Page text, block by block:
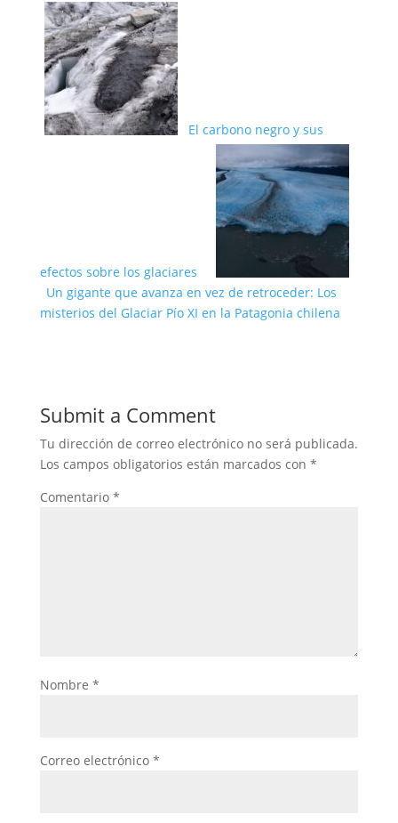
El carbono negro y sus
efectos sobre los glaciares
Un gigante que avanza en vez de retroceder: Los
misterios del Glaciar Pío XI en la Patagonia chilena
Submit a Comment
Tu dirección de correo electrónico no será publicada.
Los campos obligatorios están marcados con *
Comentario *
Nombre *
Correo electrónico *